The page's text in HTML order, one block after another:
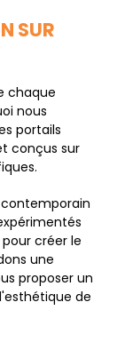
SUR
chaque
nous
portails
conçus sur
créer le
une
proposer un
de